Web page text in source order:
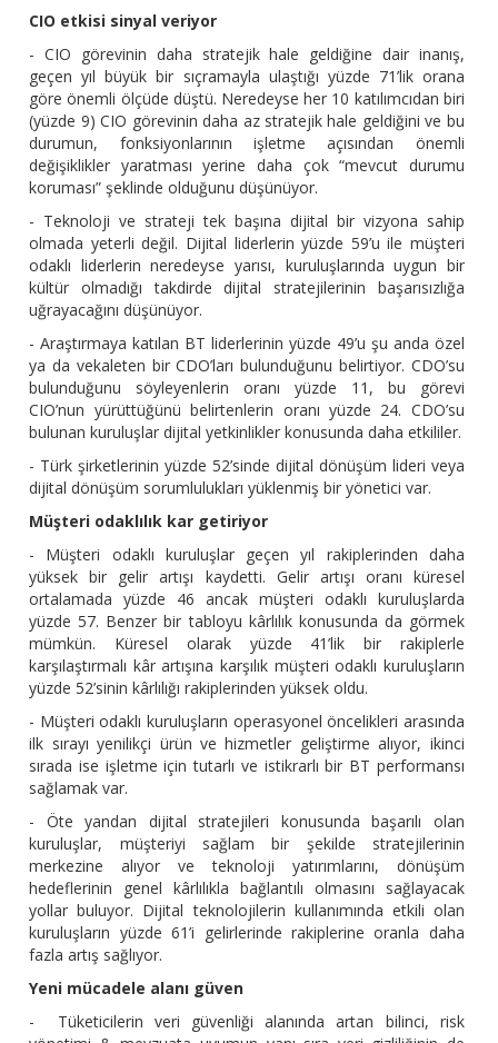
CIO etkisi sinyal veriyor
- CIO görevinin daha stratejik hale geldiğine dair inanış,
geçen yıl büyük bir sıçramayla ulaştığı yüzde 71’lik orana
göre önemli ölçüde düştü. Neredeyse her 10 katılımcıdan biri
(yüzde 9) CIO görevinin daha az stratejik hale geldiğini ve bu
durumun, fonksiyonlarının işletme açısından önemli
değişiklikler yaratması yerine daha çok “mevcut durumu
koruması” şeklinde olduğunu düşünüyor.
- Teknoloji ve strateji tek başına dijital bir vizyona sahip
olmada yeterli değil. Dijital liderlerin yüzde 59’u ile müşteri
odaklı liderlerin neredeyse yarısı, kuruluşlarında uygun bir
kültür olmadığı takdirde dijital stratejilerinin başarısızlığa
uğrayacağını düşünüyor.
- Araştırmaya katılan BT liderlerinin yüzde 49’u şu anda özel
ya da vekaleten bir CDO’ları bulunduğunu belirtiyor. CDO’su
bulunduğunu söyleyenlerin oranı yüzde 11, bu görevi
CIO’nun yürüttüğünü belirtenlerin oranı yüzde 24. CDO’su
bulunan kuruluşlar dijital yetkinlikler konusunda daha etkililer.
- Türk şirketlerinin yüzde 52’sinde dijital dönüşüm lideri veya
dijital dönüşüm sorumlulukları yüklenmiş bir yönetici var.
Müşteri odaklılık kar getiriyor
- Müşteri odaklı kuruluşlar geçen yıl rakiplerinden daha
yüksek bir gelir artışı kaydetti. Gelir artışı oranı küresel
ortalamada yüzde 46 ancak müşteri odaklı kuruluşlarda
yüzde 57. Benzer bir tabloyu kârlılık konusunda da görmek
mümkün. Küresel olarak yüzde 41’lik bir rakiplerle
karşılaştırmalı kâr artışına karşılık müşteri odaklı kuruluşların
yüzde 52’sinin kârlılığı rakiplerinden yüksek oldu.
- Müşteri odaklı kuruluşların operasyonel öncelikleri arasında
ilk sırayı yenilikçi ürün ve hizmetler geliştirme alıyor, ikinci
sırada ise işletme için tutarlı ve istikrarlı bir BT performansı
sağlamak var.
- Öte yandan dijital stratejileri konusunda başarılı olan
kuruluşlar, müşteriyi sağlam bir şekilde stratejilerinin
merkezine alıyor ve teknoloji yatırımlarını, dönüşüm
hedeflerinin genel kârlılıkla bağlantılı olmasını sağlayacak
yollar buluyor. Dijital teknolojilerin kullanımında etkili olan
kuruluşların yüzde 61’i gelirlerinde rakiplerine oranla daha
fazla artış sağlıyor.
Yeni mücadele alanı güven
- Tüketicilerin veri güvenliği alanında artan bilinci, risk